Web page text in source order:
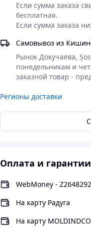
Если сумма заказа
бесплатная.
Если сумма заказа
Самовывоз из
Рынок Докучаева,
понедельникам и
заказной товар -
Регионы доставки
Оплата и гарантии
WebMoney -
На карту Радуга
На карту